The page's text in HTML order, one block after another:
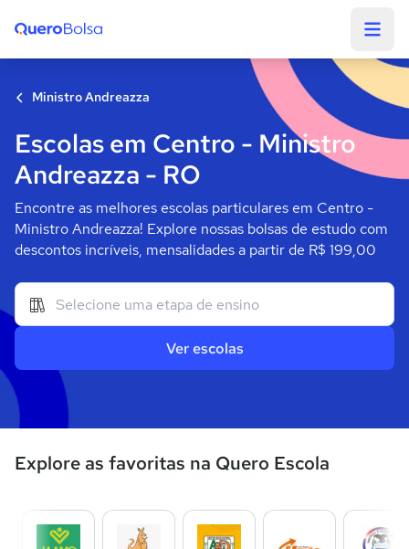
Ministro Andreazza
Escolas em Centro - Ministro
Andreazza - RO
Encontre as melhores escolas particulares em Centro -
Ministro Andreazza! Explore nossas bolsas de estudo com
descontos incríveis, mensalidades a partir de R$ 199,00
Ver escolas
Explore as favoritas na Quero Escola